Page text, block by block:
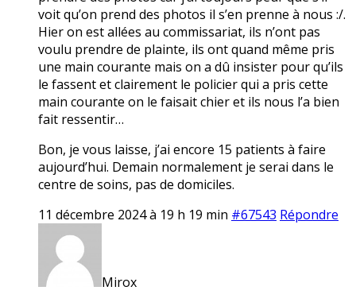
voit qu’on prend des photos il s’en prenne à nous :/.
Hier on est allées au commissariat, ils n’ont pas
voulu prendre de plainte, ils ont quand même pris
une main courante mais on a dû insister pour qu’ils
le fassent et clairement le policier qui a pris cette
main courante on le faisait chier et ils nous l’a bien
fait ressentir…
Bon, je vous laisse, j’ai encore 15 patients à faire
aujourd’hui. Demain normalement je serai dans le
centre de soins, pas de domiciles.
11 décembre 2024 à 19 h 19 min #67543 Répondre
Mirox